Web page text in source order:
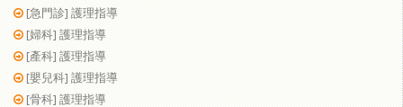
[急門診] 護理指導
[婦科] 護理指導
[產科] 護理指導
[嬰兒科] 護理指導
[骨科] 護理指導